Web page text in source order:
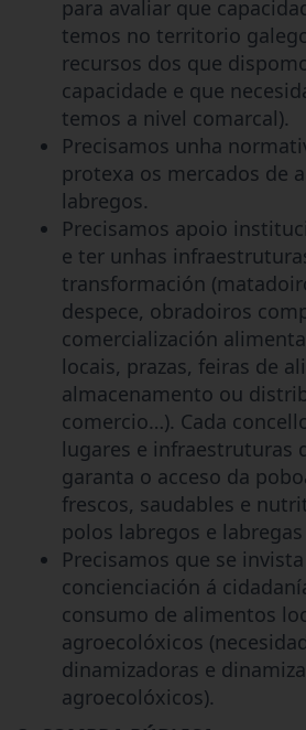
para avaliar que
temos no territorio
recursos dos que
capacidade e que
temos a nivel comarcal).
Precisamos unha
protexa os mercados de
labregos.
Precisamos apoio
e ter unhas
transformación
despece, obradoiros
comercialización
locais, prazas, feiras de
almacenamento ou
comercio…). Cada
lugares e infraestruturas
garanta o acceso da
frescos, saudables e
polos labregos e
Precisamos que se
concienciación á
consumo de alimentos
agroecolóxicos
dinamizadoras e
agroecolóxicos).